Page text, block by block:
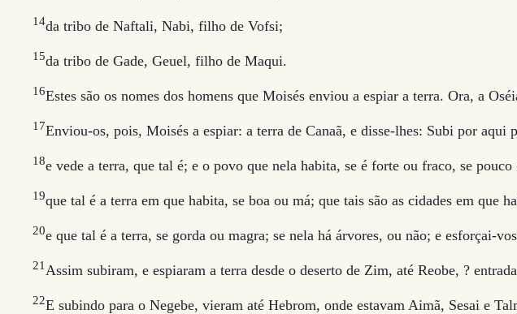
14da tribo de Naftali, Nabi, filho de Vofsi;
15da tribo de Gade, Geuel, filho de Maqui.
16Estes são os nomes dos homens que Moisés enviou a espiar a terra. Ora, a
17Enviou-os, pois, Moisés a espiar: a terra de Canaã, e disse-lhes: Subi por aqui
18e vede a terra, que tal é; e o povo que nela habita, se é forte ou fraco, se
19que tal é a terra em que habita, se boa ou má; que tais são as cidades em que
20e que tal é a terra, se gorda ou magra; se nela há árvores, ou não; e esforçai-
21 Assim subiram, e espiaram a terra desde o deserto de Zim, até Reobe, ?
22E subindo para o Negebe, vieram até Hebrom, onde estavam Aimã, Sesai e